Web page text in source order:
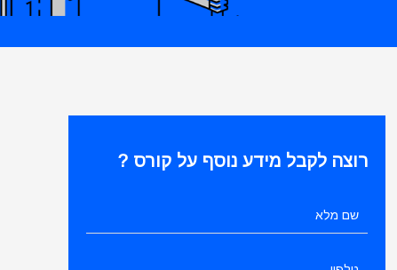
רוצה לקבל מידע נוסף על קורס ?